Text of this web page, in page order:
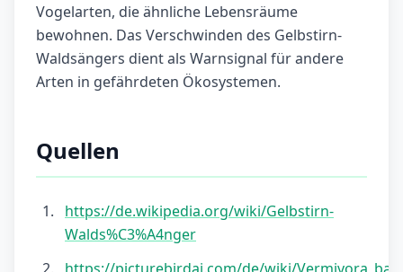
Vogelarten, die ähnliche Lebensräume
bewohnen. Das Verschwinden des Gelbstirn-
Waldsängers dient als Warnsignal für andere
Arten in gefährdeten Ökosystemen.
Quellen
https://de.wikipedia.org/wiki/Gelbstirn-
Walds%C3%A4nger